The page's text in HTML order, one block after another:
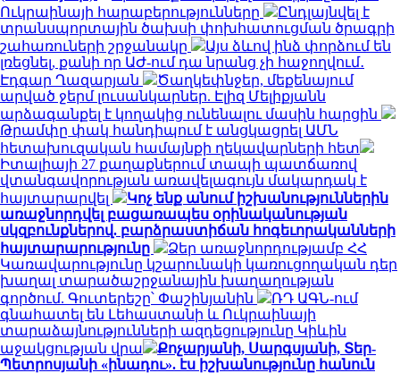
Ուկրաինայի հարաբերությունները
Ընդլայնվել է
տրանսպորտային ծախսի փոխհատուցման ծրագրի
շահառուների շրջանակը
Այս ձևով ինձ փորձում են
լռեցնել, քանի որ ԱԺ-ում դա նրանց չի հաջողվում․
Էդգար Ղազարյան
Ծաղկեփնջեր, մեքենայում
արված ջերմ լուսանկարներ. Էլիզ Մելիքյանն
արձագանքել է կողակից ունենալու մասին հարցին
Թրամփը փակ հանդիպում է անցկացրել ԱՄՆ
հետախուզական համայնքի ղեկավարների հետ
Իտալիայի 27 քաղաքներում տապի պատճառով
վտանգավորության առավելագույն մակարդակ է
հայտարարվել
Կոչ ենք անում իշխանություններին
առաջնորդվել բացառապես օրինականության
սկզբունքներով. բարձրաստիճան հոգեւորականների
հայտարարությունը
Ձեր առաջնորդությամբ ՀՀ
Կառավարությունը կշարունակի կառուցողական դեր
խաղալ տարածաշրջանային խաղաղության
գործում. Գուտերեշը՝ Փաշինյանին
ՌԴ ԱԳՆ-ում
գնահատել են Լեհաստանի և Ուկրաինայի
տարաձայնությունների ազդեցությունը Կիևին
աջակցության վրա
Քոչարյանի, Սարգսյանի, Տեր-
Պետրոսյանի «ինադու». էս իշխանությունը հանուն